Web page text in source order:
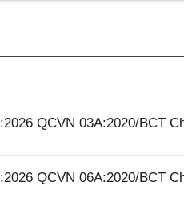
QCVN 03A:2020/BCT
QCVN 06A:2020/BCT